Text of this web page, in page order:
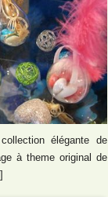
élégante de
à theme original de